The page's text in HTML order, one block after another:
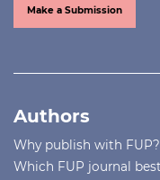
Make a Submission
Authors
Why publish with FUP?
Which FUP journal